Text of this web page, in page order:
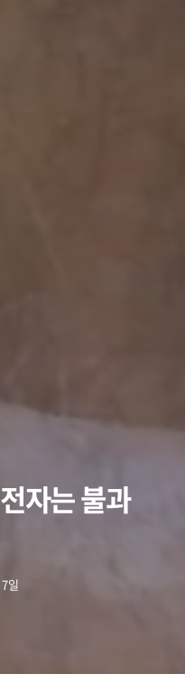
자는 불과
일